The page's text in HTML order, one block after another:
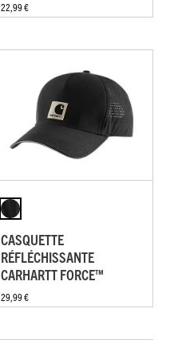
22,99 €
CASQUETTE
RÉFLÉCHISSANTE
CARHARTT FORCE™
29,99 €